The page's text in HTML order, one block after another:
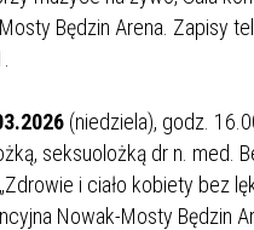
Będzin Arena. Zapisy
(niedziela), godz.
seksuolożką dr n. med.
i ciało kobiety bez
Nowak-Mosty Będzin